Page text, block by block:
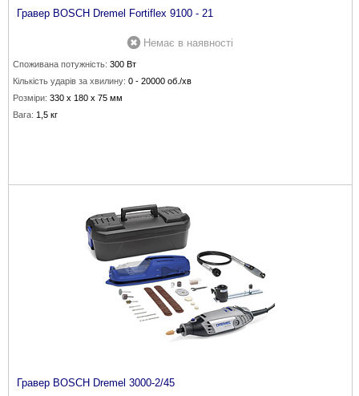
Гравер BOSCH Dremel Fortiflex 9100 - 21
Немає в наявності
Споживана потужність: 300 Вт
Кількість ударів за хвилину: 0 - 20000 об./хв
Розміри: 330 х 180 х 75 мм
Вага: 1,5 кг
Гравер BOSCH Dremel 3000-2/45